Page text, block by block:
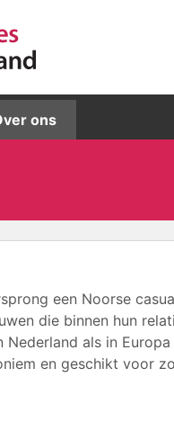
ons
een Noorse
die binnen hun
Nederland als in
en geschikt voor